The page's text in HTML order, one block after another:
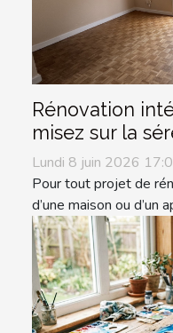
Rénovation
misez sur la
Lundi 8 juin 2026
Pour tout projet de
d’une maison ou d’un